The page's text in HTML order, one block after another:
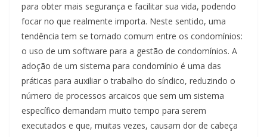
para obter mais segurança e facilitar sua vida, podendo
focar no que realmente importa. Neste sentido, uma
tendência tem se tornado comum entre os condomínios:
o uso de um software para a gestão de condomínios. A
adoção de um sistema para condomínio é uma das
práticas para auxiliar o trabalho do síndico, reduzindo o
número de processos arcaicos que sem um sistema
específico demandam muito tempo para serem
executados e que, muitas vezes, causam dor de cabeça